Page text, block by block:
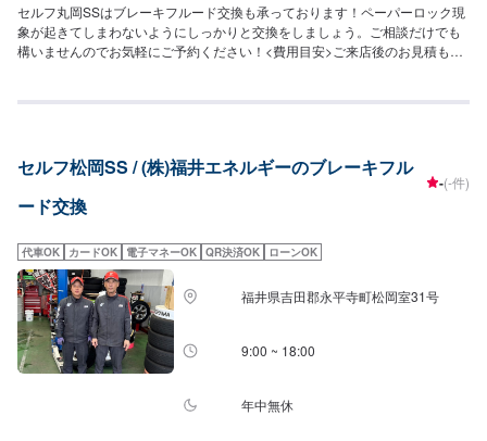
セルフ丸岡SSはブレーキフルード交換も承っております！ペーパーロック現
象が起きてしまわないようにしっかりと交換をしましょう。ご相談だけでも
構いませんのでお気軽にご予約ください！<費用目安>ご来店後のお見積もり
セルフ松岡SS / (株)福井エネルギーのブレーキフル
ード交換
-(-件)
代車OK カードOK 電子マネーOK QR決済OK ローンOK
福井県吉田郡永平寺町松岡室31号
9:00 ~ 18:00
年中無休